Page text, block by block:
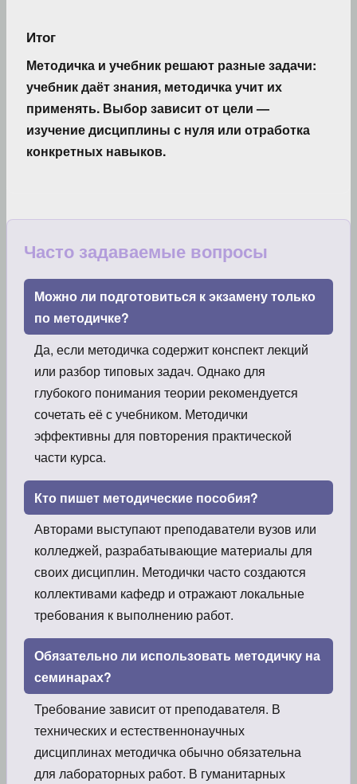
Итог
Методичка и учебник решают разные задачи:
учебник даёт знания, методичка учит их
применять. Выбор зависит от цели —
изучение дисциплины с нуля или отработка
конкретных навыков.
Часто задаваемые вопросы
Можно ли подготовиться к экзамену только
по методичке?
Да, если методичка содержит конспект лекций
или разбор типовых задач. Однако для
глубокого понимания теории рекомендуется
сочетать её с учебником. Методички
эффективны для повторения практической
части курса.
Кто пишет методические пособия?
Авторами выступают преподаватели вузов или
колледжей, разрабатывающие материалы для
своих дисциплин. Методички часто создаются
коллективами кафедр и отражают локальные
требования к выполнению работ.
Обязательно ли использовать методичку на
семинарах?
Требование зависит от преподавателя. В
технических и естественнонаучных
дисциплинах методичка обычно обязательна
для лабораторных работ. В гуманитарных